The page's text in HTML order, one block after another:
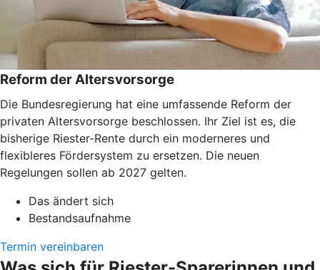
Reform der Altersvorsorge
Die Bundesregierung hat eine umfassende Reform der
privaten Altersvorsorge beschlossen. Ihr Ziel ist es, die
bisherige Riester-Rente durch ein moderneres und
flexibleres Fördersystem zu ersetzen. Die neuen
Regelungen sollen ab 2027 gelten.
Das ändert sich
Bestandsaufnahme
Termin vereinbaren